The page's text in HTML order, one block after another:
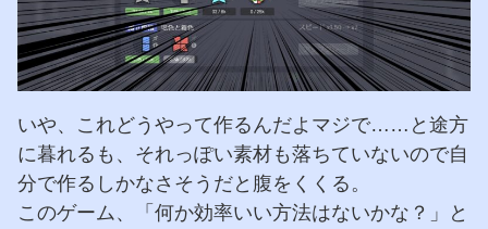
いや、これどうやって作るんだよマジで……と途方
に暮れるも、それっぽい素材も落ちていないので自
分で作るしかなさそうだと腹をくくる。
このゲーム、「何か効率いい方法はないかな？」と